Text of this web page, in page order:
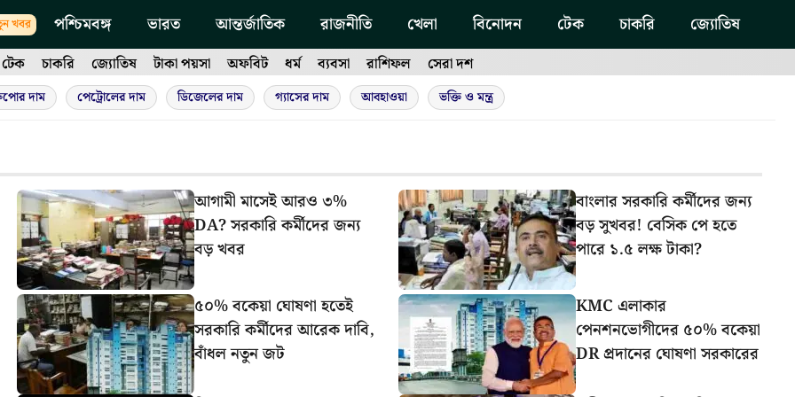
খবর পশ্চিমবঙ্গ ভারত আন্তর্জাতিক রাজনীতি খেলা বিনোদন টেক চাকরি জ্যোতিষ
টেক চাকরি জ্যোতিষ টাকা পয়সা অফবিট ধর্ম ব্যবসা রাশিফল সেরা দশ
দাম পেট্রোলের দাম ডিজেলের দাম গ্যাসের দাম আবহাওয়া ভক্তি ও মন্ত্র
আগামী মাসেই আরও ৩%
DA? সরকারি কর্মীদের জন্য
বড় খবর
বাংলার সরকারি কর্মীদের জন্য
বড় সুখবর! বেসিক পে হতে
পারে ১.৫ লক্ষ টাকা?
৫০% বকেয়া ঘোষণা হতেই
সরকারি কর্মীদের আরেক দাবি,
বাঁধল নতুন জট
KMC এলাকার
পেনশনভোগীদের ৫০% বকেয়া
DR প্রদানের ঘোষণা সরকারের